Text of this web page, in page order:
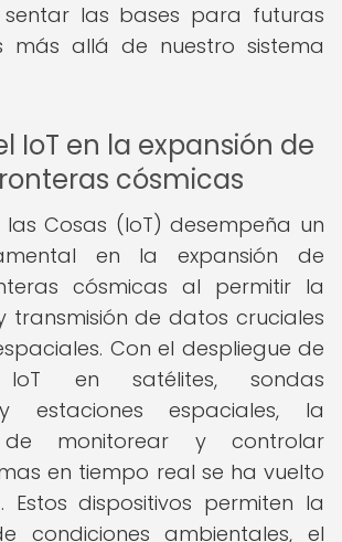
las bases para futuras
más allá de nuestro sistema
IoT en la expansión de
cósmicas
las Cosas (IoT) desempeña un
en la expansión de
cósmicas al permitir la
transmisión de datos cruciales
Con el despliegue de
IoT en satélites, sondas
estaciones espaciales, la
monitorear y controlar
en tiempo real se ha vuelto
Estos dispositivos permiten la
condiciones ambientales, el